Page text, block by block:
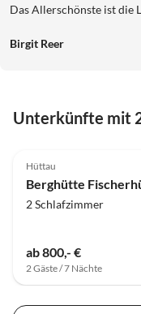
Das Allerschönste ist die
Ausblick, viel Ruhe und
den wunderbaren
haben uns alle gut erholt
bedanken uns bei Edith
Herzlichkeit und
Birgit Reer
Unterkünfte mit
Hüttau
Berghütte
2 Schlafzimmer
ab 800,- €
2 Gäste / 7 Nächte